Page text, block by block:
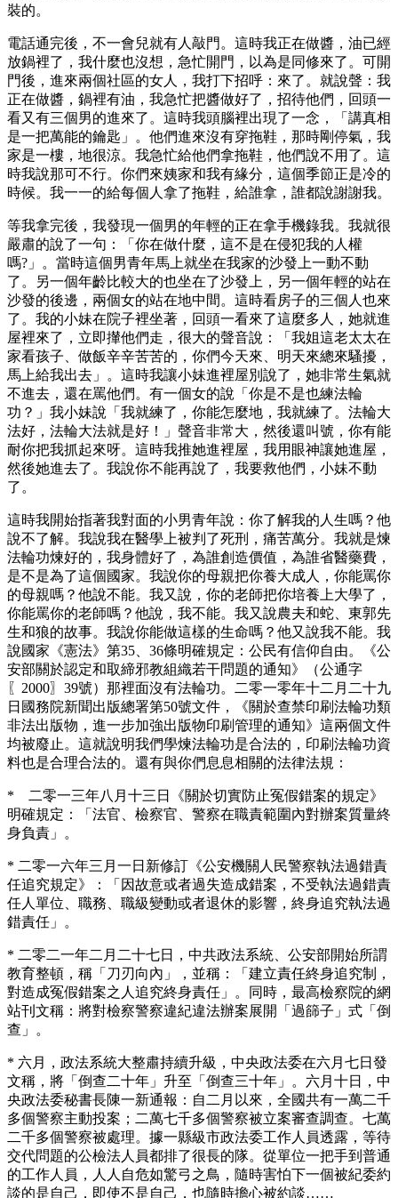
裝的。
電話通完後，不一會兒就有人敲門。這時我正在做醬，油已經
放鍋裡了，我什麼也沒想，急忙開門，以為是同修來了。可開
門後，進來兩個社區的女人，我打下招呼：來了。就說聲：我
正在做醬，鍋裡有油，我急忙把醬做好了，招待他們，回頭一
看又有三個男的進來了。這時我頭腦裡出現了一念，「講真相
是一把萬能的鑰匙」。他們進來沒有穿拖鞋，那時剛停氣，我
家是一樓，地很涼。我急忙給他們拿拖鞋，他們說不用了。這
時我說那可不行。你們來姨家和我有緣分，這個季節正是冷的
時候。我一一的給每個人拿了拖鞋，給誰拿，誰都說謝謝我。
等我拿完後，我發現一個男的年輕的正在拿手機錄我。我就很
嚴肅的說了一句：「你在做什麼，這不是在侵犯我的人權
嗎?」。當時這個男青年馬上就坐在我家的沙發上一動不動
了。另一個年齡比較大的也坐在了沙發上，另一個年輕的站在
沙發的後邊，兩個女的站在地中間。這時看房子的三個人也來
了。我的小妹在院子裡坐著，回頭一看來了這麼多人，她就進
屋裡來了，立即攆他們走，很大的聲音說：「我姐這老太太在
家看孩子、做飯辛辛苦苦的，你們今天來、明天來總來騷擾，
馬上給我出去」。這時我讓小妹進裡屋別說了，她非常生氣就
不進去，還在罵他們。有一個女的說「你是不是也練法輪
功？」我小妹說「我就練了，你能怎麼地，我就練了。法輪大
法好，法輪大法就是好！」聲音非常大，然後還叫號，你有能
耐你把我抓起來呀。這時我推她進裡屋，我用眼神讓她進屋，
然後她進去了。我說你不能再說了，我要救他們，小妹不動
了。
這時我開始指著我對面的小男青年說：你了解我的人生嗎？他
說不了解。我說我在醫學上被判了死刑，痛苦萬分。我就是煉
法輪功煉好的，我身體好了，為誰創造價值，為誰省醫藥費，
是不是為了這個國家。我說你的母親把你養大成人，你能罵你
的母親嗎？他說不能。我又說，你的老師把你培養上大學了，
你能罵你的老師嗎？他說，我不能。我又說農夫和蛇、東郭先
生和狼的故事。我說你能做這樣的生命嗎？他又說我不能。我
說國家《憲法》第35、36條明確規定：公民有信仰自由。《公
安部關於認定和取締邪教組織若干問題的通知》（公通字
〖2000〗39號）那裡面沒有法輪功。二零一零年十二月二十九
日國務院新聞出版總署第50號文件，《關於查禁印刷法輪功類
非法出版物，進一步加強出版物印刷管理的通知》這兩個文件
均被廢止。這就說明我們學煉法輪功是合法的，印刷法輪功資
料也是合理合法的。還有與你們息息相關的法律法規：
* 二零一三年八月十三日《關於切實防止冤假錯案的規定》
明確規定：「法官、檢察官、警察在職責範圍內對辦案質量終
身負責」。
* 二零一六年三月一日新修訂《公安機關人民警察執法過錯責
任追究規定》：「因故意或者過失造成錯案，不受執法過錯責
任人單位、職務、職級變動或者退休的影響，終身追究執法過
錯責任」。
* 二零二一年二月二十七日，中共政法系統、公安部開始所謂
教育整頓，稱「刀刃向內」，並稱：「建立責任終身追究制，
對造成冤假錯案之人追究終身責任」。同時，最高檢察院的網
站刊文稱：將對檢察警察違紀違法辦案展開「過篩子」式「倒
查」。
* 六月，政法系統大整肅持續升級，中央政法委在六月七日發
文稱，將「倒查二十年」升至「倒查三十年」。六月十日，中
央政法委秘書長陳一新通報：自二月以來，全國共有一萬二千
多個警察主動投案；二萬七千多個警察被立案審查調查。七萬
二千多個警察被處理。據一縣級市政法委工作人員透露，等待
交代問題的公檢法人員都排了很長的隊。從單位一把手到普通
的工作人員，人人自危如驚弓之鳥，隨時害怕下一個被紀委約
談的是自己，即使不是自己，也隨時擔心被約談……